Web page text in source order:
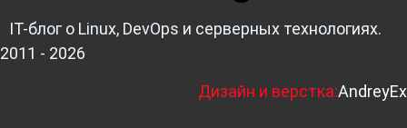
IT-блог о Linux, DevOps и серверных технологиях.
2011 - 2026
Дизайн и верстка:AndreyEx